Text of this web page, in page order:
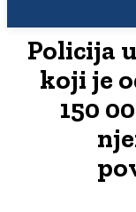
Policija
koji je
150